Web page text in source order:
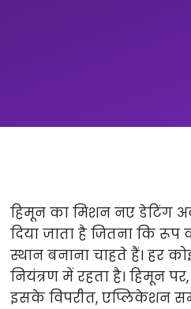
हिमून का मिशन नए डेटिंग
दिया जाता है जितना कि
स्थान बनाना चाहते हैं। हर
नियंत्रण में रहता है। हिमून
इसके विपरीत, एप्लिकेशन